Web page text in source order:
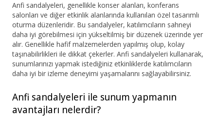
Anfi sandalyeleri, genellikle konser alanları, konferans
salonları ve diğer etkinlik alanlarında kullanılan özel tasarımlı
oturma düzenleridir. Bu sandalyeler, katılımcıların sahneyi
daha iyi görebilmesi için yükseltilmiş bir düzenek üzerinde yer
alır. Genellikle hafif malzemelerden yapılmış olup, kolay
taşınabilirlikleri ile dikkat çekerler. Anfi sandalyeleri kullanarak,
sunumlarınızı yapmak istediğiniz etkinliklerde katılımcıların
daha iyi bir izleme deneyimi yaşamalarını sağlayabilirsiniz.
Anfi sandalyeleri ile sunum yapmanın
avantajları nelerdir?